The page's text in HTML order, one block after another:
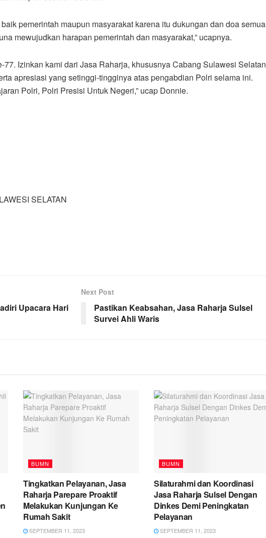
pemerintah maupun masyarakat karena itu dukungan dan doa semua
mewujudkan harapan pemerintah dan masyarakat,” ucapnya.
77. Izinkan kami dari Jasa Raharja, khususnya Cabang Sulawesi Selatan
apresiasi yang setinggi-tingginya atas pengabdian Polri selama ini.
Polri, Polri Presisi Untuk Negeri,” ucap Donnie.
SELATAN
Upacara Hari
Next Post
Pastikan Keabsahan, Jasa Raharja Sulsel
Survei Ahli Waris
BUMN
Tingkatkan Pelayanan, Jasa
Raharja Parepare Proaktif
Melakukan Kunjungan Ke
Rumah Sakit
SEPTEMBER 11, 2023
BUMN
Silaturahmi dan Koordinasi
Jasa Raharja Sulsel Dengan
Dinkes Demi Peningkatan
Pelayanan
SEPTEMBER 11, 2023